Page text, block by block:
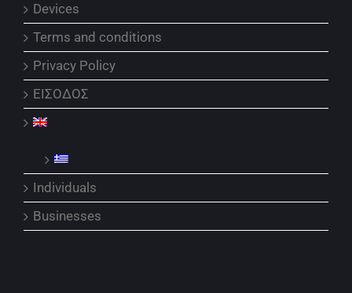
Devices
Terms and conditions
Privacy Policy
ΕΙΣΟΔΟΣ
Individuals
Businesses